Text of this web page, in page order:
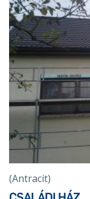
(Antracit)